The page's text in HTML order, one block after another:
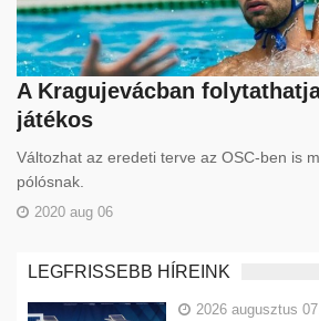
A Kragujevácban
játékos
Változhat az eredeti terve az OSC-ben is
pólósnak.
2020 aug 06
LEGFRISSEBB HÍREINK
2026 augusztus